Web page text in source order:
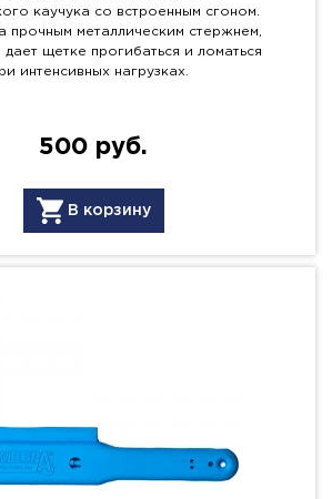
каучука со встроенным сгоном.
прочным металлическим стержнем,
щетке прогибаться и ломаться
интенсивных нагрузках.
500 руб.
В корзину